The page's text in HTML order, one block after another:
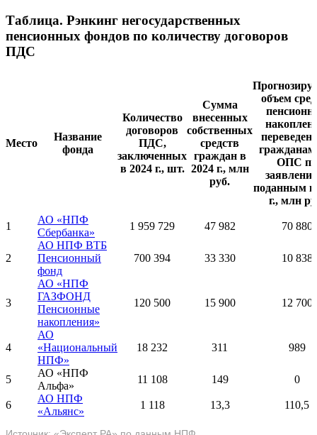
Таблица. Рэнкинг негосударственных
пенсионных фондов по количеству договоров
ПДС
Место
Название
фонда
Количество
договоров
ПДС,
заключенных
в 2024 г., шт.
Сумма
внесенных
собственных
средств
граждан в
2024 г., млн
руб.
объем
ОПС по
поданным в
г., млн
1
АО «НПФ
Сбербанка»
1 959 729 47 982 70 880
2
АО НПФ ВТБ
Пенсионный
фонд
700 394 33 330 10 838
3
АО «НПФ
ГАЗФОНД
Пенсионные
накопления»
120 500 15 900 12 700
4
АО
«Национальный
НПФ»
18 232 311 989
5
АО «НПФ
Альфа»
11 108 149 0
6
АО НПФ
«Альянс»
1 118 13,3 110,5